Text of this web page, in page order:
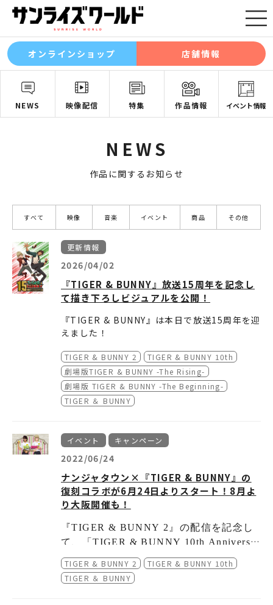
オンラインショップ 店舗情報
NEWS 映像配信 特集 作品情報 イベント情報
NEWS
作品に関するお知らせ
すべて 映像 音楽 イベント 商品 その他
更新情報
2026/04/02
『TIGER & BUNNY』放送15周年を記念し
て描き下ろしビジュアルを公開！
『TIGER & BUNNY』は本日で放送15周年を迎
えました！
今後もヒーロー達の応援をよろしくお願いしま
す！
TIGER & BUNNY 2
TIGER & BUNNY 10th
劇場版TIGER & BUNNY -The Rising-
劇場版 TIGER & BUNNY -The Beginning-
TIGER ＆ BUNNY
イベント キャンペーン
2022/06/24
ナンジャタウン×『TIGER & BUNNY』の
復刻コラボが6月24日よりスタート！8月よ
り大阪開催も！
『TIGER & BUNNY 2 』の配信を記念し
て、「TIGER & BUNNY 10th Anniversar
y in NAMJATOWN -REVIVAL-」の開催
が決定しました。
昨年好評だった「TIGER & BUNNY 10th
Anniversary in NAMJATOWN
TIGER & BUNNY 2
TIGER & BUNNY 10th
TIGER ＆ BUNNY